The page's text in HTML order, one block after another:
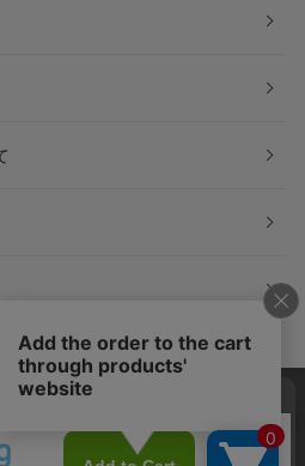
個人情報保護方針
よびコンテンツの最適な提供、ト
てCookieを使用しています。
合、Cookieの利用に同意したことも